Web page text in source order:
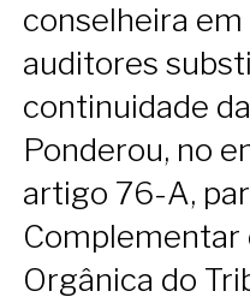
conselheira
auditores
continuidade
Ponderou, no
artigo 76-A,
Orgânica do